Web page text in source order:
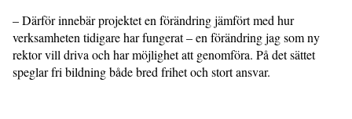
– Därför innebär projektet en förändring jämfört med hur
verksamheten tidigare har fungerat – en förändring jag som ny
rektor vill driva och har möjlighet att genomföra. På det sättet
speglar fri bildning både bred frihet och stort ansvar.